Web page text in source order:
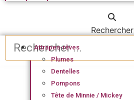
Rechercher
Attrapes-rêves
Plumes
Dentelles
Pompons
Tête de Minnie / Mickey